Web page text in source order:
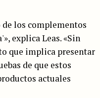
los complementos
explica Leas. «Sin
que implica presentar
de que estos
actuales